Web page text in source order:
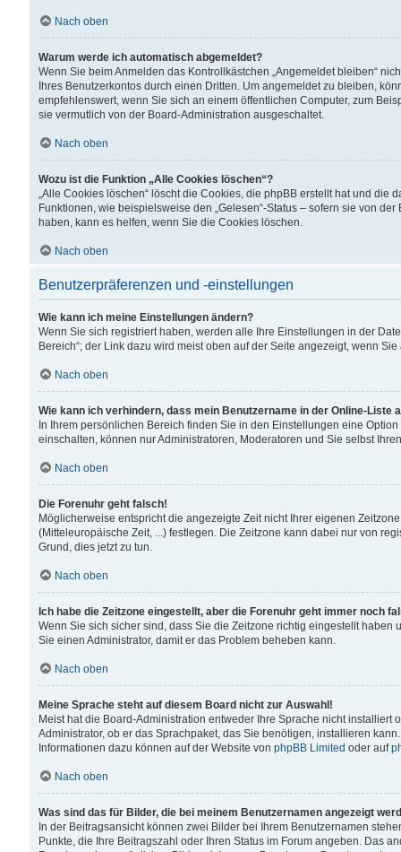
Nach oben
Warum werde ich automatisch abgemeldet?
Wenn Sie beim Anmelden das Kontrollkästchen „Angemeldet bleiben“
Ihres Benutzerkontos durch einen Dritten. Um angemeldet zu bleiben,
empfehlenswert, wenn Sie sich an einem öffentlichen Computer, zum
sie vermutlich von der Board-Administration ausgeschaltet.
Nach oben
Wozu ist die Funktion „Alle Cookies löschen“?
„Alle Cookies löschen“ löscht die Cookies, die phpBB erstellt hat und
Funktionen, wie beispielsweise den „Gelesen“-Status – sofern sie von
haben, kann es helfen, wenn Sie die Cookies löschen.
Nach oben
Benutzerpräferenzen und -einstellungen
Wie kann ich meine Einstellungen ändern?
Wenn Sie sich registriert haben, werden alle Ihre Einstellungen in der
Bereich“; der Link dazu wird meist oben auf der Seite angezeigt, wenn
Nach oben
Wie kann ich verhindern, dass mein Benutzername in der Online-Liste
In Ihrem persönlichen Bereich finden Sie in den Einstellungen eine
einschalten, können nur Administratoren, Moderatoren und Sie selbst
Nach oben
Die Forenuhr geht falsch!
Möglicherweise entspricht die angezeigte Zeit nicht Ihrer eigenen
(Mitteleuropäische Zeit, ...) festlegen. Die Zeitzone kann dabei nur von
Grund, dies jetzt zu tun.
Nach oben
Ich habe die Zeitzone eingestellt, aber die Forenuhr geht immer noch
Wenn Sie sich sicher sind, dass Sie die Zeitzone richtig eingestellt
Sie einen Administrator, damit er das Problem beheben kann.
Nach oben
Meine Sprache steht auf diesem Board nicht zur Auswahl!
Meist hat die Board-Administration entweder Ihre Sprache nicht
Administrator, ob er das Sprachpaket, das Sie benötigen, installieren
Informationen dazu können auf der Website von phpBB Limited oder auf
Nach oben
Was sind das für Bilder, die bei meinem Benutzernamen angezeigt
In der Beitragsansicht können zwei Bilder bei Ihrem Benutzernamen
Punkte, die Ihre Beitragszahl oder Ihren Status im Forum angeben. Das